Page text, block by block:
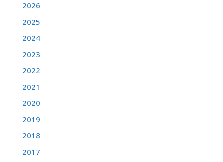
2026
2025
2024
2023
2022
2021
2020
2019
2018
2017